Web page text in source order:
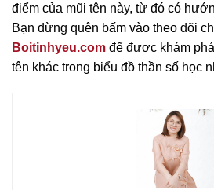
điểm của mũi tên này, từ đó có
Bạn đừng quên bấm vào theo dõi
Boitinhyeu.com để được khám
tên khác trong biểu đồ thần số học